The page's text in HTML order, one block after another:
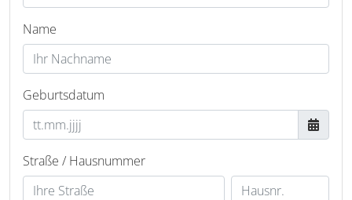
Name
Geburtsdatum
Straße / Hausnummer